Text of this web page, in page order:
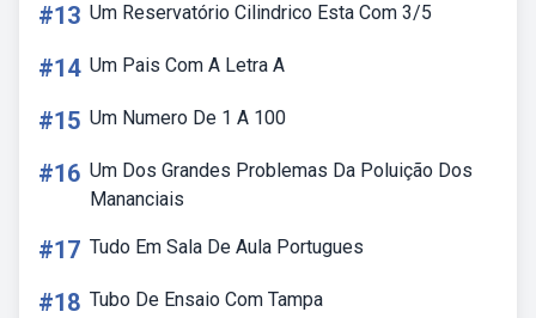
#13 Um Reservatório Cilindrico Esta Com 3/5
#14 Um Pais Com A Letra A
#15 Um Numero De 1 A 100
#16 Um Dos Grandes Problemas Da Poluição Dos
Mananciais
#17 Tudo Em Sala De Aula Portugues
#18 Tubo De Ensaio Com Tampa